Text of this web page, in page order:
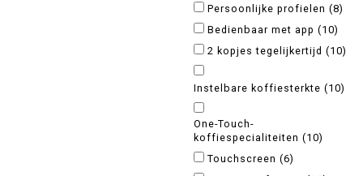
Persoonlijke profielen (8)
Bedienbaar met app (10)
2 kopjes tegelijkertijd (10)
Instelbare koffiesterkte (10)
One-Touch-
koffiespecialiteiten (10)
Touchscreen (6)